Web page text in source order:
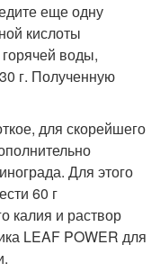
еще одну
кислоты
воды,
г. Полученную
для скорейшего
Для этого
60 г
калия и раствор
LEAF POWER для